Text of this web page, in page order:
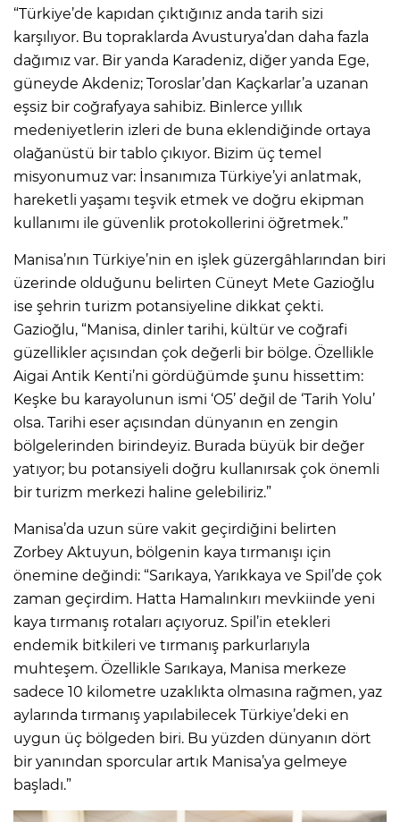
“Türkiye’de kapıdan çıktığınız anda tarih sizi
karşılıyor. Bu topraklarda Avusturya’dan daha fazla
dağımız var. Bir yanda Karadeniz, diğer yanda Ege,
güneyde Akdeniz; Toroslar’dan Kaçkarlar’a uzanan
eşsiz bir coğrafyaya sahibiz. Binlerce yıllık
medeniyetlerin izleri de buna eklendiğinde ortaya
olağanüstü bir tablo çıkıyor. Bizim üç temel
misyonumuz var: İnsanımıza Türkiye’yi anlatmak,
hareketli yaşamı teşvik etmek ve doğru ekipman
kullanımı ile güvenlik protokollerini öğretmek.”
Manisa’nın Türkiye’nin en işlek güzergâhlarından biri
üzerinde olduğunu belirten Cüneyt Mete Gazioğlu
ise şehrin turizm potansiyeline dikkat çekti.
Gazioğlu, “Manisa, dinler tarihi, kültür ve coğrafi
güzellikler açısından çok değerli bir bölge. Özellikle
Aigai Antik Kenti’ni gördüğümde şunu hissettim:
Keşke bu karayolunun ismi ‘O5’ değil de ‘Tarih Yolu’
olsa. Tarihi eser açısından dünyanın en zengin
bölgelerinden birindeyiz. Burada büyük bir değer
yatıyor; bu potansiyeli doğru kullanırsak çok önemli
bir turizm merkezi haline gelebiliriz.”
Manisa’da uzun süre vakit geçirdiğini belirten
Zorbey Aktuyun, bölgenin kaya tırmanışı için
önemine değindi: “Sarıkaya, Yarıkkaya ve Spil’de çok
zaman geçirdim. Hatta Hamalınkırı mevkiinde yeni
kaya tırmanış rotaları açıyoruz. Spil’in etekleri
endemik bitkileri ve tırmanış parkurlarıyla
muhteşem. Özellikle Sarıkaya, Manisa merkeze
sadece 10 kilometre uzaklıkta olmasına rağmen, yaz
aylarında tırmanış yapılabilecek Türkiye’deki en
uygun üç bölgeden biri. Bu yüzden dünyanın dört
bir yanından sporcular artık Manisa’ya gelmeye
başladı.”